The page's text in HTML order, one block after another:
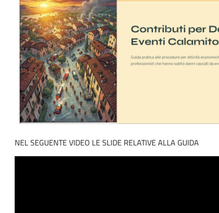
NEL SEGUENTE VIDEO LE SLIDE RELATIVE ALLA GUIDA